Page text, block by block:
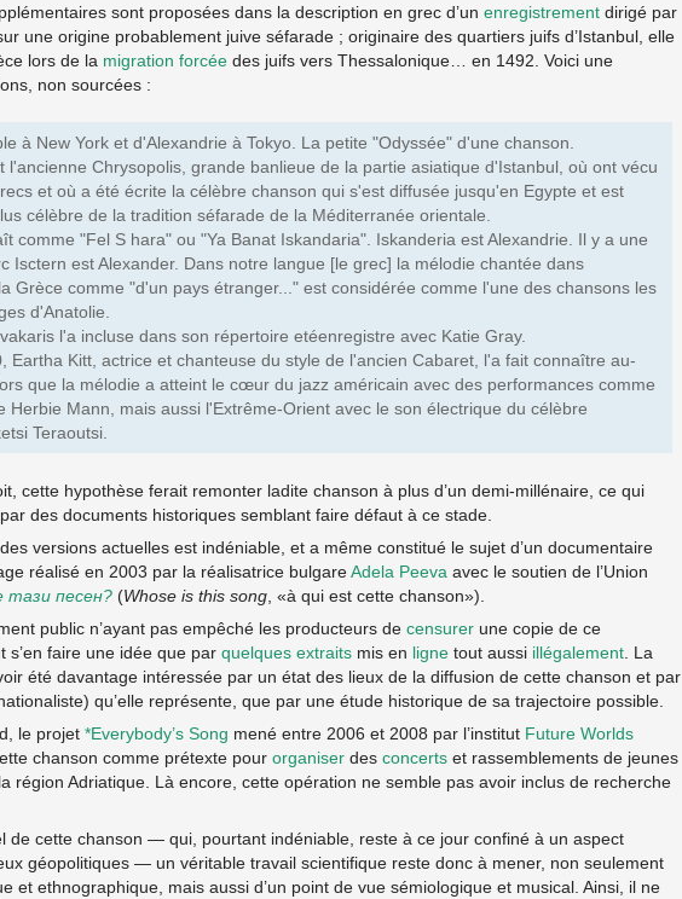
sont proposées dans la description en grec d’un enregistrementdirigé par
une origine probablement juive séfarade ; originaire des quartiers juifs d’Istanbul, elle
lors de la migration forcéedes juifs vers Thessalonique… en 1492. Voici une
non sourcées :
à New York et d'Alexandrie à Tokyo. La petite "Odyssée" d'une chanson.
l'ancienne Chrysopolis, grande banlieue de la partie asiatique d'Istanbul, où ont vécu
et où a été écrite la célèbre chanson qui s'est diffusée jusqu'en Egypte et est
célèbre de la tradition séfarade de la Méditerranée orientale.
comme "Fel S hara" ou "Ya Banat Iskandaria". Iskanderia est Alexandrie. Il y a une
Isctern est Alexander. Dans notre langue [le grec] la mélodie chantée dans
Grèce comme "d'un pays étranger..." est considérée comme l'une des chansons les
d'Anatolie.
l'a incluse dans son répertoire etéenregistre avec Katie Gray.
Eartha Kitt, actrice et chanteuse du style de l'ancien Cabaret, l'a fait connaître au-
que la mélodie a atteint le cœur du jazz américain avec des performances comme
Herbie Mann, mais aussi l'Extrême-Orient avec le son électrique du célèbre
Teraoutsi.
cette hypothèse ferait remonter ladite chanson à plus d’un demi-millénaire, ce qui
des documents historiques semblant faire défaut à ce stade.
versions actuelles est indéniable, et a même constitué le sujet d’un documentaire
réalisé en 2003 par la réalisatrice bulgareAdela Peeva avec le soutien de l’Union
тази песен?(Whose is this song, «à qui est cette chanson»).
public n’ayant pas empêché les producteurs de censurerune copie de ce
s’en faire une idée que par quelques extraitsmis en lignetout aussi illégalement. La
été davantage intéressée par un état des lieux de la diffusion de cette chanson et par
qu’elle représente, que par une étude historique de sa trajectoire possible.
le projet *Everybody’s Song mené entre 2006 et 2008 par l’institut Future Worlds
chanson comme prétexte pour organiserdes concertset rassemblements de jeunes
région Adriatique. Là encore, cette opération ne semble pas avoir inclus de recherche
de cette chanson — qui, pourtant indéniable, reste à ce jour confiné à un aspect
géopolitiques — un véritable travail scientifique reste donc à mener, non seulement
et ethnographique, mais aussi d’un point de vue sémiologique et musical. Ainsi, il ne